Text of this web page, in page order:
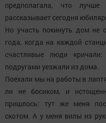
предполагала, что
рассказывает сегодня
Но участь покинуть дом не
года, когда на каждой
счастливые люди
подругами уезжали из дома.
Поехали мы на работы в
ли не босиком, и
пришлось: тут же меня
скотом. А у меня вилы из